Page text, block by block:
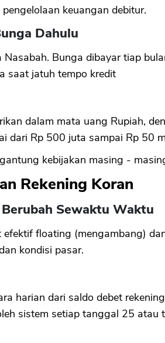
keuangan debitur.
Dahulu
Nasabah. Bunga dibayar tiap
saat jatuh tempo kredit
dalam mata uang Rupiah,
dari Rp 500 juta sampai Rp 50
kebijakan masing -
Rekening Koran
Sewaktu Waktu
efektif floating (mengambang)
kondisi pasar.
harian dari saldo debet
sistem setiap tanggal 25 atau